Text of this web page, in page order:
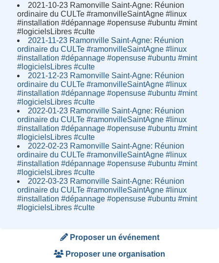
2021-10-23 Ramonville Saint-Agne: Réunion
ordinaire du CULTe #ramonvilleSaintAgne #linux
#installation #dépannage #opensuse #ubuntu #mint
#logicielsLibres #culte
2021-11-23 Ramonville Saint-Agne: Réunion
ordinaire du CULTe #ramonvilleSaintAgne #linux
#installation #dépannage #opensuse #ubuntu #mint
#logicielsLibres #culte
2021-12-23 Ramonville Saint-Agne: Réunion
ordinaire du CULTe #ramonvilleSaintAgne #linux
#installation #dépannage #opensuse #ubuntu #mint
#logicielsLibres #culte
2022-01-23 Ramonville Saint-Agne: Réunion
ordinaire du CULTe #ramonvilleSaintAgne #linux
#installation #dépannage #opensuse #ubuntu #mint
#logicielsLibres #culte
2022-02-23 Ramonville Saint-Agne: Réunion
ordinaire du CULTe #ramonvilleSaintAgne #linux
#installation #dépannage #opensuse #ubuntu #mint
#logicielsLibres #culte
2022-03-23 Ramonville Saint-Agne: Réunion
ordinaire du CULTe #ramonvilleSaintAgne #linux
#installation #dépannage #opensuse #ubuntu #mint
#logicielsLibres #culte
Proposer un événement
Proposer une organisation